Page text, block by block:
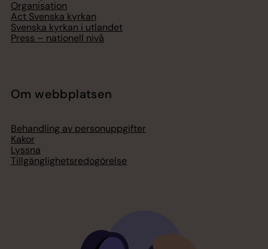
Organisation
Act Svenska kyrkan
Svenska kyrkan i utlandet
Press – nationell nivå
Om webbplatsen
Behandling av personuppgifter
Kakor
Lyssna
Tillgänglighetsredogörelse